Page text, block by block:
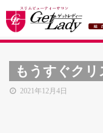
総合TOP
もうすぐクリ
2021年12月4日